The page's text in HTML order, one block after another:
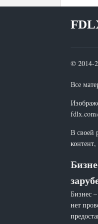
© 2014-
Все
В своей
Бизнес
нет